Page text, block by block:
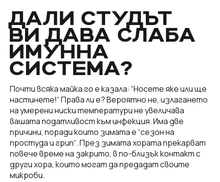
ДАЛИ СТУДЪТ
ВИ ДАВА СЛАБА
ИМУННА
СИСТЕМА?
Почти всяка майка го е казала: “Носете яке или ще
настинете!“ Права ли е? Вероятно не, излагането
на умерени ниски температури не увеличава
вашата податливост към инфекция. Има две
причини, поради които зимата е “сезон на
простуда и грип“. През зимата хората прекарват
повече време на закрито, в по-близък контакт с
други хора, които могат да предадат своите
микроби.